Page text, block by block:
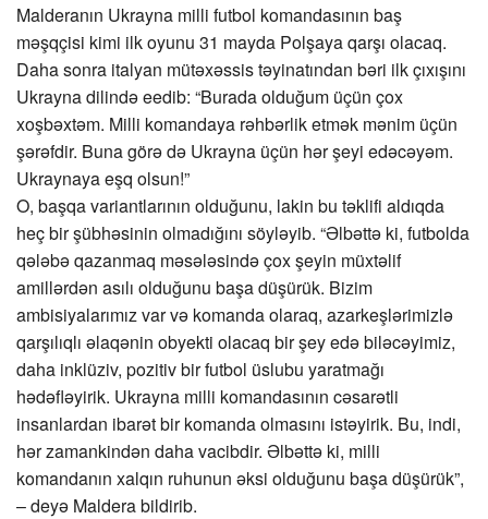
Malderanın Ukrayna milli futbol komandasının baş
məşqçisi kimi ilk oyunu 31 mayda Polşaya qarşı olacaq.
Daha sonra italyan mütəxəssis təyinatından bəri ilk çıxışını
Ukrayna dilində eedib: “Burada olduğum üçün çox
xoşbəxtəm. Milli komandaya rəhbərlik etmək mənim üçün
şərəfdir. Buna görə də Ukrayna üçün hər şeyi edəcəyəm.
Ukraynaya eşq olsun!”
O, başqa variantlarının olduğunu, lakin bu təklifi aldıqda
heç bir şübhəsinin olmadığını söyləyib. “Əlbəttə ki, futbolda
qələbə qazanmaq məsələsində çox şeyin müxtəlif
amillərdən asılı olduğunu başa düşürük. Bizim
ambisiyalarımız var və komanda olaraq, azarkeşlərimizlə
qarşılıqlı əlaqənin obyekti olacaq bir şey edə biləcəyimiz,
daha inklüziv, pozitiv bir futbol üslubu yaratmağı
hədəfləyirik. Ukrayna milli komandasının cəsarətli
insanlardan ibarət bir komanda olmasını istəyirik. Bu, indi,
hər zamankindən daha vacibdir. Əlbəttə ki, milli
komandanın xalqın ruhunun əksi olduğunu başa düşürük”,
– deyə Maldera bildirib.